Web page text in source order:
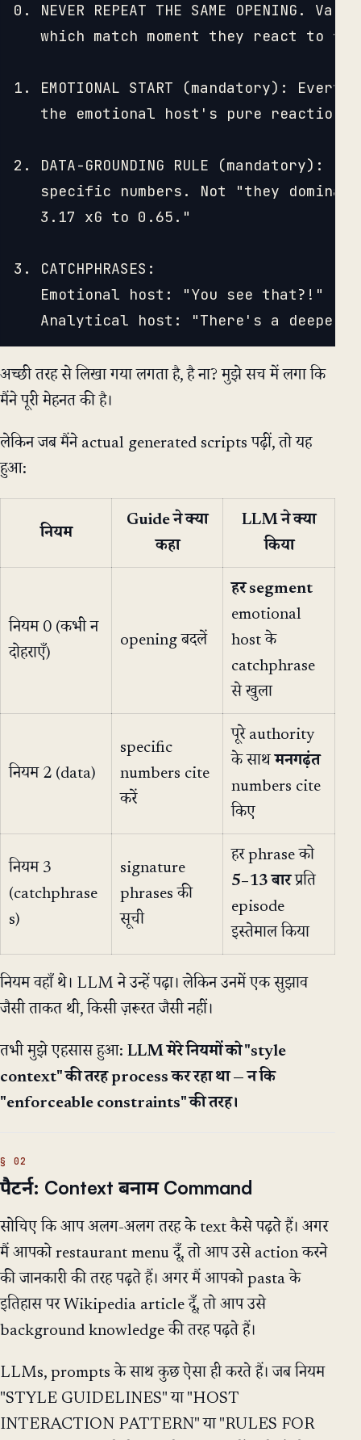
0. NEVER REPEAT THE SAME OPENING.
which match moment they react to
1. EMOTIONAL START (mandatory):
   the emotional host's pure reaction.
2. DATA-GROUNDING RULE (mandatory):
specific numbers. Not "they
   3.17 xG to 0.65."
3. CATCHPHRASES:
Emotional host: "You see that?!"
अच्छी तरह से लिखा गया लगता है, है ना? मुझे सच में लगा कि
मैंने पूरी मेहनत की है।
लेकिन जब मैंने actual generated scripts पढ़ीं, तो यह
हुआ:
नियम
Guide ने क्या
कहा
LLM ने क्या
किया
नियम 0 (कभी न
दोहराएँ)
opening बदलें
हर segment
emotional
host के
catchphrase
से खुला
नियम 2 (data)
specific
numbers cite
करें
पूरे authority
के साथमनगढ़ंत
numbers cite
किए
नियम 3
(catchphrase
s)
signature
phrases की
सूची
हर phrase को
5–13 बारप्रति
episode
इस्तेमाल किया
नियम वहाँ थे। LLM ने उन्हें पढ़ा। लेकिन उनमें एक सुझाव
जैसी ताकत थी, किसी ज़रूरत जैसी नहीं।
तभी मुझे एहसास हुआ: LLM मेरे नियमों को "style
context" की तरह process कर रहा था — न कि
"enforceable constraints" की तरह।
पैटर्न: Context बनाम Command
सोचिए कि आप अलग-अलग तरह के text कैसे पढ़ते हैं। अगर
मैं आपको restaurant menu दूँ, तो आप उसे action करने
की जानकारी की तरह पढ़ते हैं। अगर मैं आपको pasta के
इतिहास पर Wikipedia article दूँ, तो आप उसे
background knowledge की तरह पढ़ते हैं।
LLMs, prompts के साथ कुछ ऐसा ही करते हैं। जब नियम
"STYLE GUIDELINES" या "HOST
INTERACTION PATTERN" या "RULES FOR